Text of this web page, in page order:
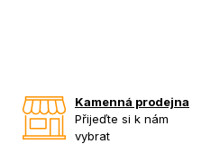
Kamenná prodejna
Přijeďte si k nám
vybrat